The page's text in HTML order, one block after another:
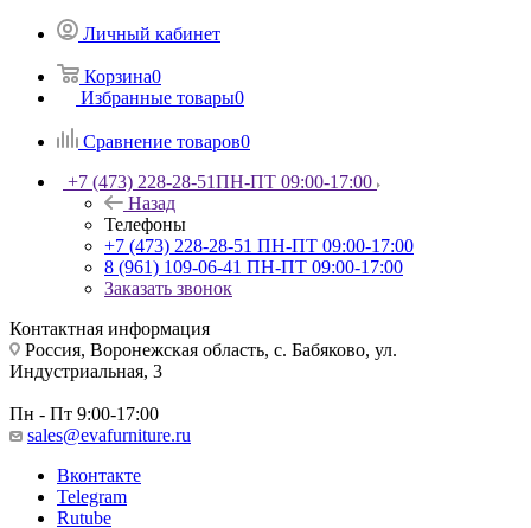
Личный кабинет
Корзина0
Избранные товары0
Сравнение товаров0
+7 (473) 228-28-51ПН-ПТ 09:00-17:00
Назад
Телефоны
+7 (473) 228-28-51 ПН-ПТ 09:00-17:00
8 (961) 109-06-41 ПН-ПТ 09:00-17:00
Заказать звонок
Контактная информация
Россия, Воронежская область, с. Бабяково, ул.
Индустриальная, 3
Пн - Пт 9:00-17:00
sales@evafurniture.ru
Вконтакте
Telegram
Rutube